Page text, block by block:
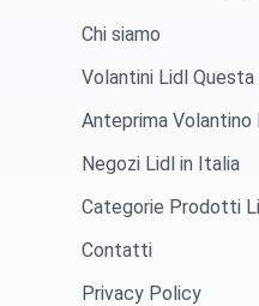
Chi siamo
Volantini Lidl
Anteprima
Negozi Lidl in Italia
Categorie Prodotti
Contatti
Privacy Policy